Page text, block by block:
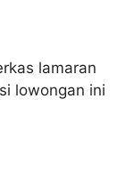
lamaran
lowongan ini